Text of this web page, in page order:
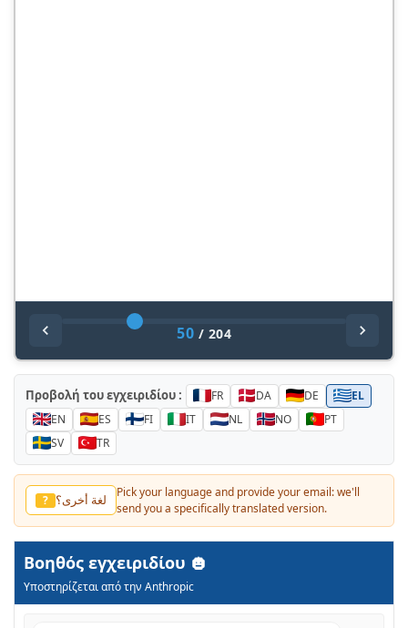
50 / 204
Προβολή του εγχειριδίου : FR DA DE
EL
EN
ES FI IT NL NO
PT
SV
TR
? لغة أخرى؟
Pick your language and provide your email: we'll
send you a specifically translated version.
Βοηθός εγχειριδίου
Υποστηρίζεται από την Anthropic